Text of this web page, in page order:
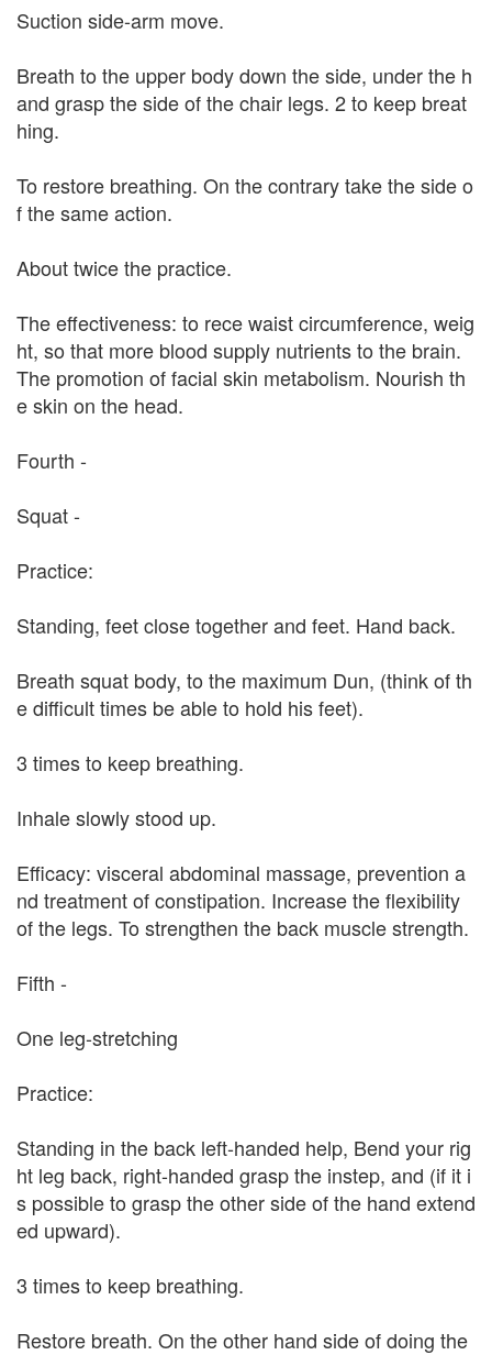
Suction side-arm move.
Breath to the upper body down the side, under the h
and grasp the side of the chair legs. 2 to keep breat
hing.
To restore breathing. On the contrary take the side o
f the same action.
About twice the practice.
The effectiveness: to rece waist circumference, weig
ht, so that more blood supply nutrients to the brain.
The promotion of facial skin metabolism. Nourish th
e skin on the head.
Fourth -
Squat -
Practice:
Standing, feet close together and feet. Hand back.
Breath squat body, to the maximum Dun, (think of th
e difficult times be able to hold his feet).
3 times to keep breathing.
Inhale slowly stood up.
Efficacy: visceral abdominal massage, prevention a
nd treatment of constipation. Increase the flexibility
of the legs. To strengthen the back muscle strength.
Fifth -
One leg-stretching
Practice:
Standing in the back left-handed help, Bend your rig
ht leg back, right-handed grasp the instep, and (if it i
s possible to grasp the other side of the hand extend
ed upward).
3 times to keep breathing.
Restore breath. On the other hand side of doing the